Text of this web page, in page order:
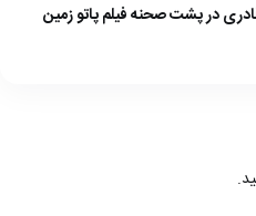
در پشت صحنه فیلم پاتو زمین